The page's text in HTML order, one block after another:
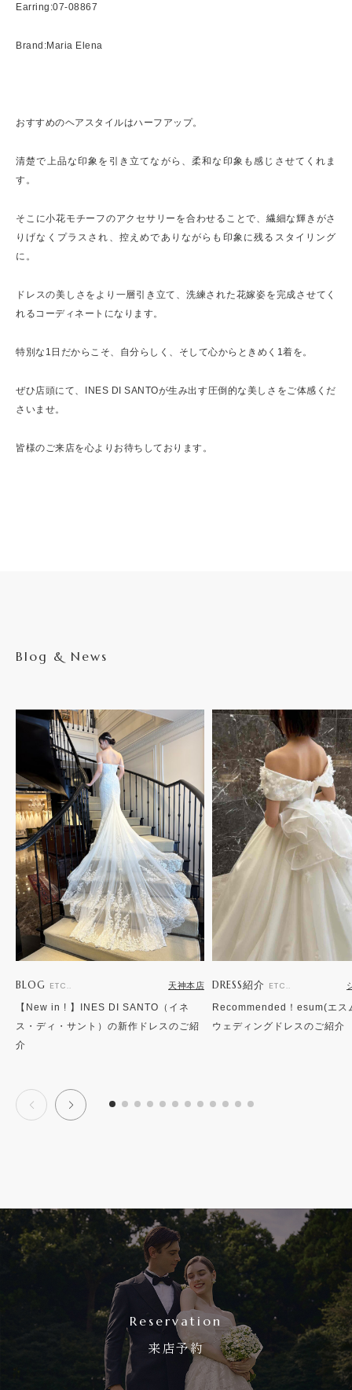
Earring:07-08867
Brand:Maria Elena
おすすめのヘアスタイルはハーフアップ。
清楚で上品な印象を引き立てながら、柔和な印象も感じさせてくれま
す。
そこに小花モチーフのアクセサリーを合わせることで、繊細な輝きがさ
りげなくプラスされ、控えめでありながらも印象に残るスタイリング
に。
ドレスの美しさをより一層引き立て、洗練された花嫁姿を完成させてく
れるコーディネートになります。
特別な1日だからこそ、自分らしく、そして心からときめく1着を。
ぜひ店頭にて、INES DI SANTOが生み出す圧倒的な美しさをご体感くだ
さいませ。
皆様のご来店を心よりお待ちしております。
Blog & News
BLOG ETC.. 天神本店
【New in ! 】INES DI SANTO（イネ
ス・ディ・サント）の新作ドレスのご紹
介
DRESS紹介 ETC..
Recommended！esum(エス
ウェディングドレスのご紹介
Reservation
来店予約